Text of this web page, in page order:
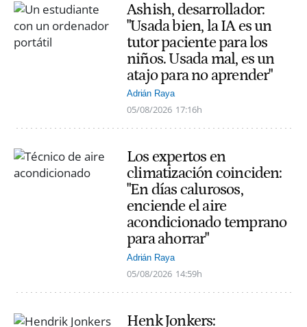
Ashish, desarrollador:
"Usada bien, la IA es un
tutor paciente para los
niños. Usada mal, es un
atajo para no aprender"
Adrián Raya
05/08/2026 17:16h
Los expertos en
climatización coinciden:
"En días calurosos,
enciende el aire
acondicionado temprano
para ahorrar"
Adrián Raya
05/08/2026 14:59h
Henk Jonkers: